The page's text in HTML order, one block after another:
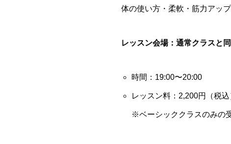
体の使い方・柔軟・筋力アッ
レッスン会場：通常クラスと
時間：19:00〜20:00
レッスン料：2,200円（税込
※ベーシッククラスのみの